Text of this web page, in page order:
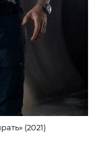
(2021)